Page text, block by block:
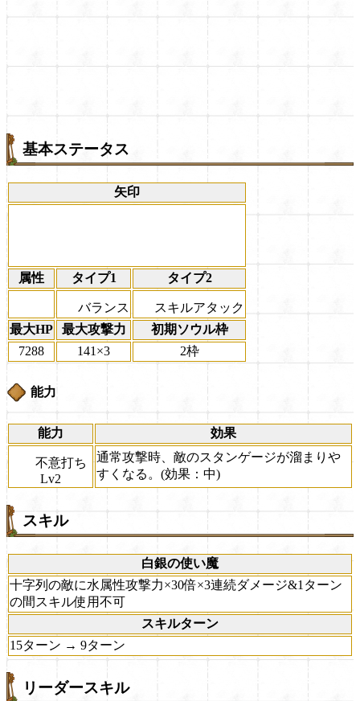
基本ステータス
矢印
属性 タイプ1 タイプ2
バランス
スキルアタック
最大HP
最大攻撃力
初期ソウル枠
7288
141×3 2枠
能力
能力 効果
不意打ち
Lv2
通常攻撃時、敵のスタンゲージが溜まりや
すくなる。(効果：中)
スキル
白銀の使い魔
十字列の敵に水属性攻撃力×30倍×3連続ダメージ&1ターン
の間スキル使用不可
スキルターン
15ターン → 9ターン
リーダースキル